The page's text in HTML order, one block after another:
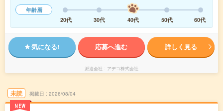
年齢層
20代
30代 40代 50代 60代
気になる! 応募へ進む 詳しく見る
派遣会社 アデコ株式会社
未読
NEW
掲載日 2026/08/04